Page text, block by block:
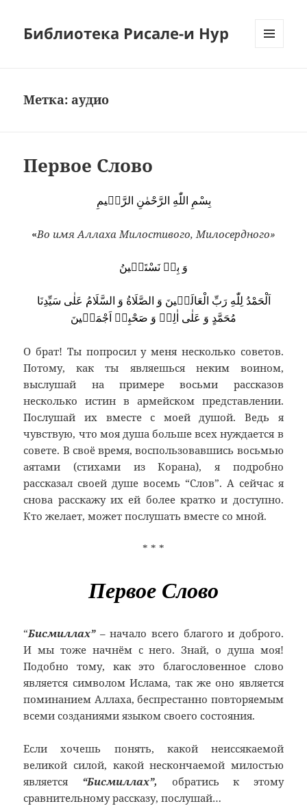
Библиотека Рисале-и Нур
Метка: аудио
Первое Слово
بِسْمِ اللّٰهِ الرَّحْمٰنِ الرَّحٖيمِ
«Во имя Аллаха Милостивого, Милосердного»
وَ بِهٖ نَسْتَعٖينُ
اَلْحَمْدُ لِلّٰهِ رَبِّ الْعَالَمٖينَ وَ الصَّلَاةُ وَ السَّلَامُ عَلٰى سَيِّدِنَا
مُحَمَّدٍ وَ عَلٰى اٰلِهٖ وَ صَحْبِهٖ اَجْمَعٖينَ
О брат! Ты попросил у меня несколько советов.
Потому, как ты являешься неким воином,
выслушай на примере восьми рассказов
несколько истин в армейском представлении.
Послушай их вместе с моей душой. Ведь я
чувствую, что моя душа больше всех нуждается в
совете. В своё время, воспользовавшись восьмью
аятами (стихами из Корана), я подробно
рассказал своей душе восемь “Слов”. А сейчас я
снова расскажу их ей более кратко и доступно.
Кто желает, может послушать вместе со мной.
* * *
Первое Слово
“Бисмиллах”– начало всего благого и доброго.
И мы тоже начнём с него. Знай, о душа моя!
Подобно тому, как это благословенное слово
является символом Ислама, так же оно является
поминанием Аллаха, беспрестанно повторяемым
всеми созданиями языком своего состояния.
Если хочешь понять, какой неиссякаемой
великой силой, какой нескончаемой милостью
является “Бисмиллах”, обратись к этому
сравнительному рассказу, послушай…